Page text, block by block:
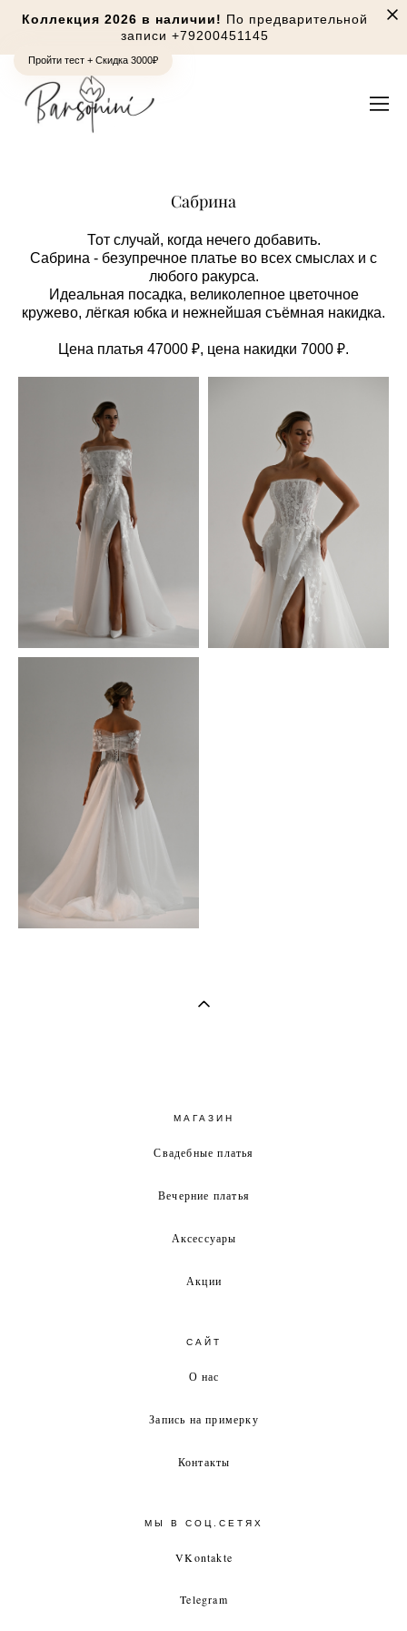
Пройти тест + Скидка 3000₽
Коллекция 2026 в наличии! По предварительной
записи +79200451145
Сабрина
Тот случай, когда нечего добавить.
Сабрина - безупречное платье во всех смыслах и с
любого ракурса.
Идеальная посадка, великолепное цветочное
кружево, лёгкая юбка и нежнейшая съёмная накидка.
Цена платья 47000 ₽, цена накидки 7000 ₽.
МАГАЗИН
Свадебные платья
Вечерние платья
Аксессуары
Акции
САЙТ
О нас
Запись на примерку
Контакты
МЫ В СОЦ.СЕТЯХ
VKontakte
Telegram